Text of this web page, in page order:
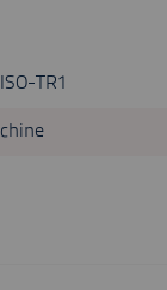
ISO-TR1
chine